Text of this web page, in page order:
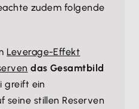
zudem folgende
Leverage-Effekt
das Gesamtbild
greift ein
seine stillen Reserven